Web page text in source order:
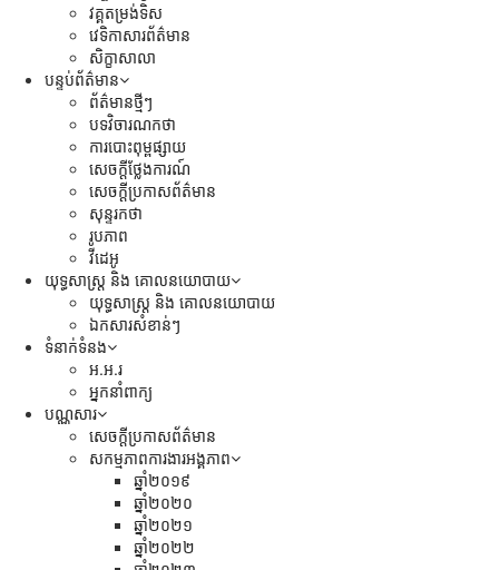
វគ្គតម្រង់ទិស
វេទិកាសារព័ត៌មាន
សិក្ខាសាលា
បន្ទប់ព័ត៌មាន
ព័ត៌មានថ្មីៗ
បទវិចារណកថា
ការបោះពុម្ពផ្សាយ
សេចក្តីថ្លែងការណ៍
សេចក្ដីប្រកាសព័ត៌មាន
សុន្ទរកថា
រូបភាព
វីដេអូ
យុទ្ធសាស្រ្ត និង គោលនយោបាយ
យុទ្ធសាស្រ្ត និង គោលនយោបាយ
ឯកសារសំខាន់ៗ
ទំនាក់ទំនង
អ.អ.រ
អ្នកនាំពាក្យ
បណ្ណសារ
សេចក្តីប្រកាសព័ត៌មាន
សកម្មភាពការងារអង្គភាព
ឆ្នាំ២០១៩
ឆ្នាំ២០២០
ឆ្នាំ២០២១
ឆ្នាំ២០២២